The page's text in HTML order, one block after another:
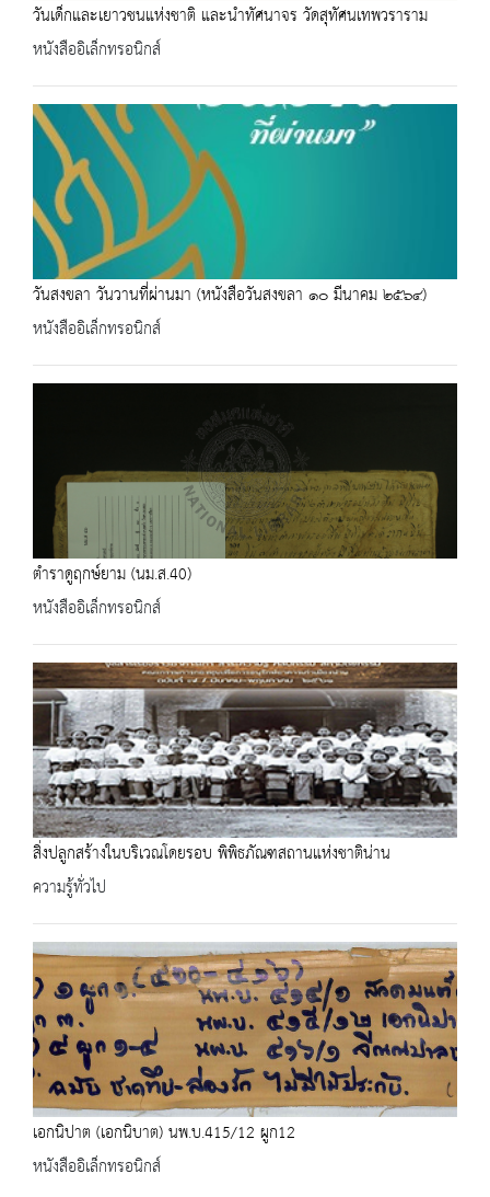
วันเด็กและเยาวชนแห่งชาติ และนำทัศนาจร วัดสุทัศนเทพวราราม
หนังสืออิเล็กทรอนิกส์
วันสงขลา วันวานที่ผ่านมา (หนังสือวันสงขลา ๑๐ มีนาคม ๒๕๖๔)
หนังสืออิเล็กทรอนิกส์
ตำราดูฤกษ์ยาม (นม.ส.40)
หนังสืออิเล็กทรอนิกส์
สิ่งปลูกสร้างในบริเวณโดยรอบ พิพิธภัณฑสถานแห่งชาติน่าน
ความรู้ทั่วไป
เอกนิปาต (เอกนิบาต) นพ.บ.415/12 ผูก12
หนังสืออิเล็กทรอนิกส์